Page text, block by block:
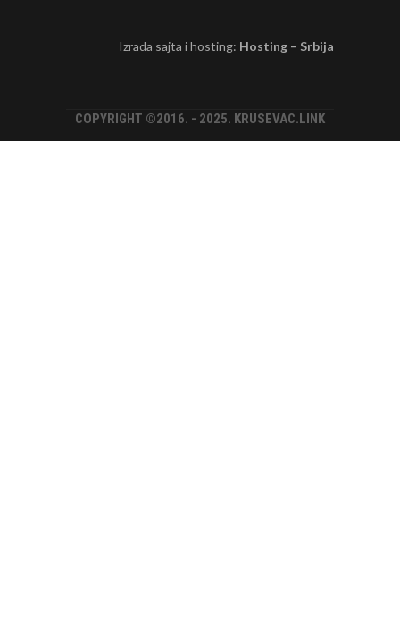
Izrada sajta i hosting: Hosting – Srbija
COPYRIGHT ©2016. - 2025. KRUSEVAC.LINK